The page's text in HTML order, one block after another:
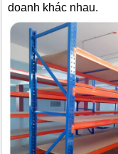
doanh khác nhau.